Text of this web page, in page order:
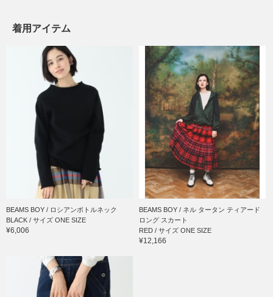
着用アイテム
BEAMS BOY / ロシアンボトルネック
BLACK / サイズ ONE SIZE
¥6,006
BEAMS BOY / ネル タータン ティアード
ロング スカート
RED / サイズ ONE SIZE
¥12,166